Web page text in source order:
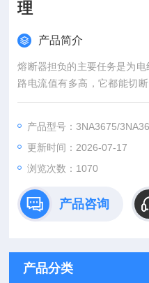
理
产品简介
熔断器担负的主要任务是为
路电流值有多高，它都能切
0/690/1000V 及其以下,额定
业领域等;作为导线和设备的
域。西门子 熔断器快速保险丝
产品型号：3NA3675/
更新时间：2026-07-17
浏览次数：1070
产品咨询
产品分类